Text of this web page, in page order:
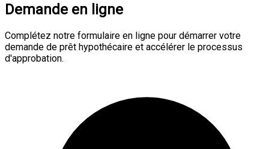
Demande en ligne
Complétez notre formulaire en ligne pour démarrer votre
demande de prêt hypothécaire et accélérer le processus
d'approbation.